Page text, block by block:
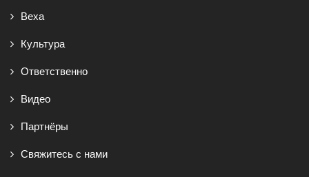
Веха
Культура
Ответственно
Видео
Партнёры
Свяжитесь с нами